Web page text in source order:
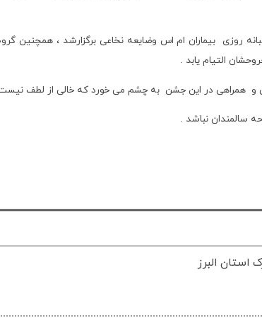
روزی بیماران ام اس وضایعه نخاعی برگزارشد ، همچنین
التیام یابد .
و همراهی در این جشن به چشم می خورد که خالی از لطف
سالمندان نباشد .
استان البرز